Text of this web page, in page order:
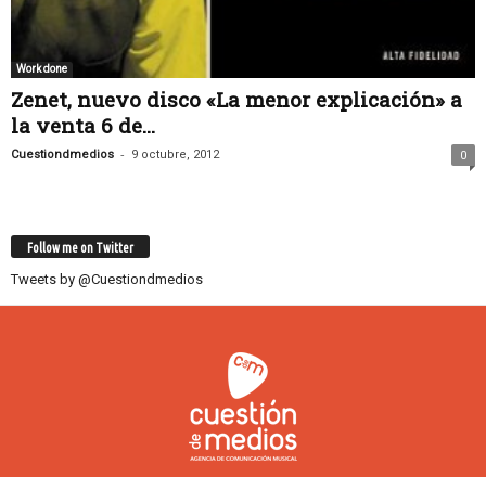
Work done
Zenet, nuevo disco «La menor explicación» a
la venta 6 de...
Cuestiondmedios - 9 octubre, 2012 0
Follow me on Twitter
Tweets by @Cuestiondmedios